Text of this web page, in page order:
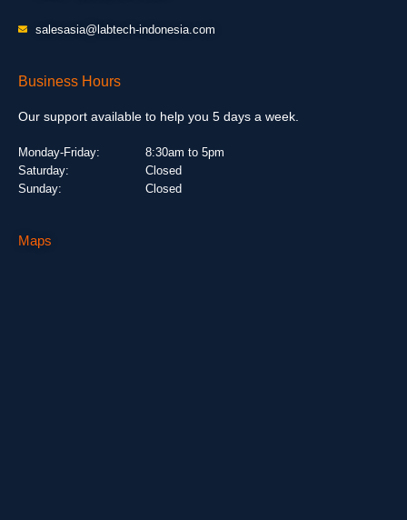
salesasia@labtech-indonesia.com
Business Hours
Our support available to help you 5 days a week.
Monday-Friday:
Saturday:
Sunday:
8:30am to 5pm
Closed
Closed
Maps